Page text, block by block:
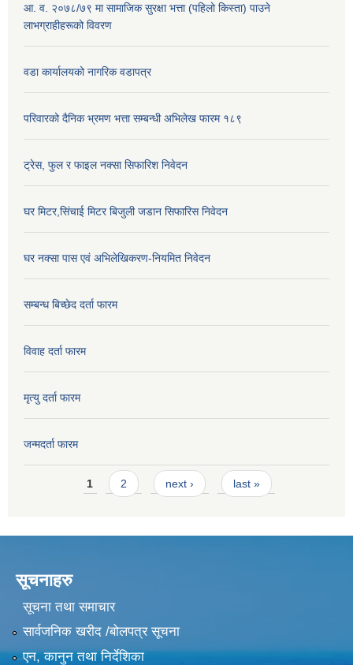
आ. व. २०७८/७९ मा सामाजिक सुरक्षा भत्ता (पहिलो किस्ता) पाउने
लाभग्राहीहरूको विवरण
वडा कार्यालयको नागरिक वडापत्र
परिवारको दैनिक भ्रमण भत्ता सम्बन्धी अभिलेख फारम १८९
ट्रेस, फुल र फाइल नक्सा सिफारिश निवेदन
घर मिटर,सिंचाई मिटर बिजुली जडान सिफारिस निवेदन
घर नक्सा पास एवं अभिलेखिकरण-नियमित निवेदन
सम्बन्ध बिच्छेद दर्ता फारम
विवाह दर्ता फारम
मृत्यु दर्ता फारम
जन्मदर्ता फारम
Pages1 2 next › last »
सूचनाहरु
सूचना तथा समाचार
सार्वजनिक खरीद /बोलपत्र सूचना
एन, कानुन तथा निर्देशिका